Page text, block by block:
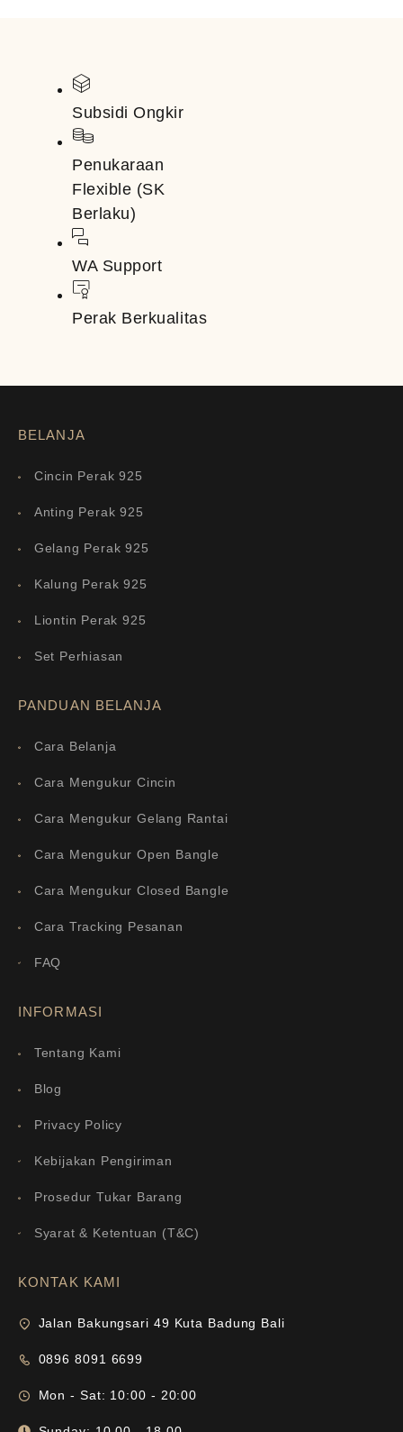
Subsidi Ongkir
Penukaraan
Flexible (SK
Berlaku)
WA Support
Perak Berkualitas
BELANJA
Cincin Perak 925
Anting Perak 925
Gelang Perak 925
Kalung Perak 925
Liontin Perak 925
Set Perhiasan
PANDUAN BELANJA
Cara Belanja
Cara Mengukur Cincin
Cara Mengukur Gelang Rantai
Cara Mengukur Open Bangle
Cara Mengukur Closed Bangle
Cara Tracking Pesanan
FAQ
INFORMASI
Tentang Kami
Blog
Privacy Policy
Kebijakan Pengiriman
Prosedur Tukar Barang
Syarat & Ketentuan (T&C)
KONTAK KAMI
Jalan Bakungsari 49 Kuta Badung Bali
0896 8091 6699
Mon - Sat: 10:00 - 20:00